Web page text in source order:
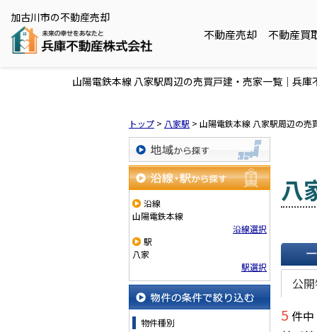
加古川市の不動産売却
不動産売却 不動産買
山陽電鉄本線 八家駅周辺の売買戸建・売家一覧｜兵庫
トップ > 八家駅 > 山陽電鉄本線 八家駅周辺の売
地域から探す
沿線・駅から探す
沿線
山陽電鉄本線
沿線選択
駅
八家
駅選択
物件の条件で絞り込む
物件種別
八
一覧
公開
5 件